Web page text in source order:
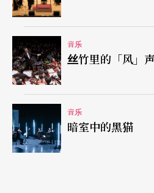
乐曲，带给听众的却是能让
的无标题乐曲的空间。
《色×》短小讨好让人浮想翩
世界首演的《色×》展开下半
家，亦是音乐会主持人的李
台廿一弦筝与单簧管、小提
音乐
丝竹里的「风」声
音乐
暗室中的黑猫